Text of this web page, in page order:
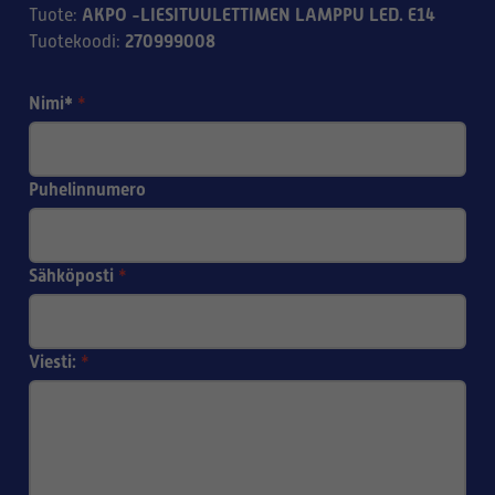
Tuote: AKPO -LIESITUULETTIMEN LAMPPU LED. E14
Tuotekoodi: 270999008
Nimi* *
Puhelinnumero
Sähköposti *
Viesti: *